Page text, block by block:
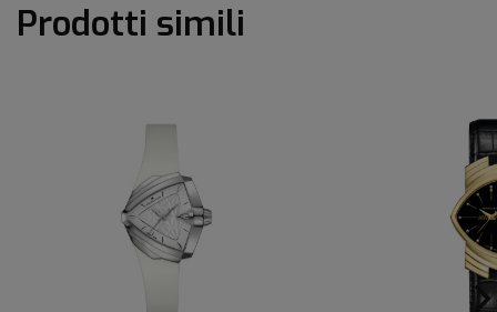
Prodotti simili